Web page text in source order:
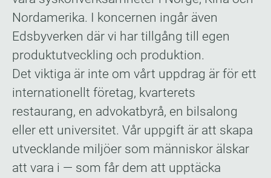
Nordamerika. I koncernen ingår även
Edsbyverken där vi har tillgång till egen
produktutveckling och produktion.
Det viktiga är inte om vårt uppdrag är för ett
internationellt företag, kvarterets
restaurang, en advokatbyrå, en bilsalong
eller ett universitet. Vår uppgift är att skapa
utvecklande miljöer som människor älskar
att vara i — som får dem att upptäcka